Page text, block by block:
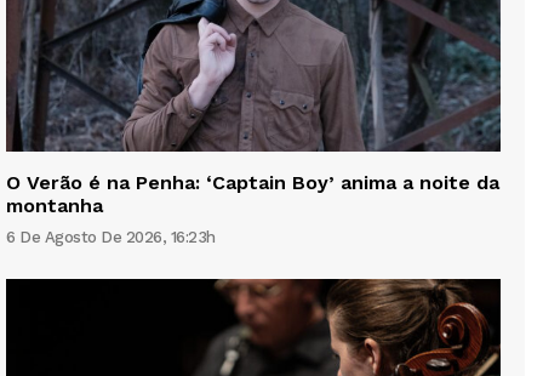
O Verão é na Penha: ‘Captain Boy’ anima a noite da
montanha
6 De Agosto De 2026, 16:23h